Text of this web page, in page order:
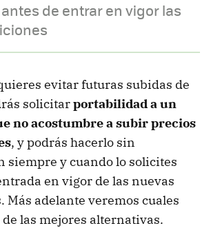
de entrar en vigor las
evitar futuras subidas de
solicitarportabilidad a un
no acostumbre a subir precios
, y podrás hacerlo sin
siempre y cuando lo solicites
en vigor de las nuevas
Más adelante veremos cuales
las mejores alternativas.